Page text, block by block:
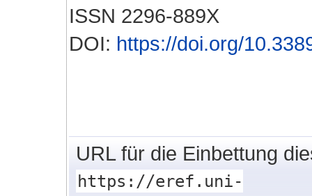
ISSN 2296-889X
DOI: https://doi.org/
URL für die Einbettung
https://eref.uni-